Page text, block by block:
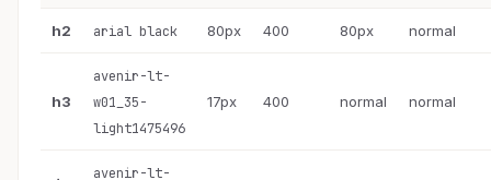
h2 arial black 80px 400 80px normal
h3
avenir-lt-
w01_35-
light1475496
17px 400 normal normal
avenir-lt-